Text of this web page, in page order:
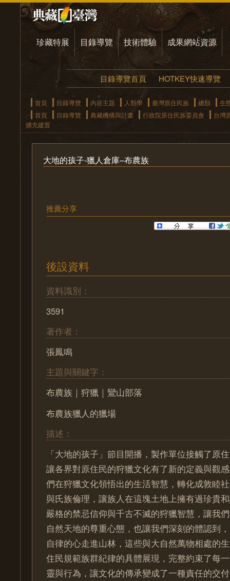
珍藏特展 目錄導覽 技術體驗 成果網站資源
目錄導覽首頁 HOTKEY快速導覽
首頁 目錄導覽 內容主題 人類學 臺灣原住民族 總類
生
首頁
目錄導覽 典藏機構與計畫 行政院原住民族委員會
台灣
擴充建置
大地的孩子-獵人倉庫–布農族
推薦分享
後設資料
資料識別：
3591
著作者：
張鳳鳴
主題與關鍵字：
布農族｜狩獵｜鸞山部落
布農族獵人的獵場
描述：
「大地的孩子」節目開播，製作單位接觸了原
讓各界對原住民的狩獵文化有了新的定義與觀
們在狩獵文化領悟出的生活智慧，轉化成敦睦
與氏族倫理，讓族人在這塊土地上擁有過珍貴
嚴格的禁忌信仰與千古不滅的狩獵智慧，讓我
自然天地的尊重心態，也讓我們深刻的體認到
自律的心走進山林，這些與大自然萬物相處的
住民規範族群紀律的具體展現，完整約束了每
靈與行為，讓文化的傳承變成了一種責任的交